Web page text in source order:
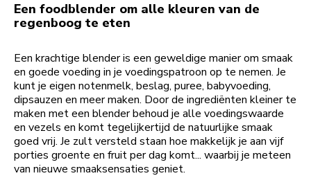
Een foodblender om alle kleuren van de
regenboog te eten
Een krachtige blender is een geweldige manier om smaak
en goede voeding in je voedingspatroon op te nemen. Je
kunt je eigen notenmelk, beslag, puree, babyvoeding,
dipsauzen en meer maken. Door de ingrediënten kleiner te
maken met een blender behoud je alle voedingswaarde
en vezels en komt tegelijkertijd de natuurlijke smaak
goed vrij. Je zult versteld staan hoe makkelijk je aan vijf
porties groente en fruit per dag komt... waarbij je meteen
van nieuwe smaaksensaties geniet.